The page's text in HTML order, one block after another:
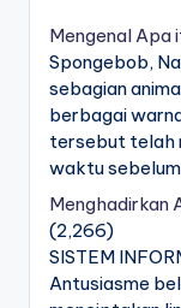
Mengenal Apa
Spongebob,
sebagian
berbagai
tersebut telah
waktu
Menghadirkan
(2,266)
SISTEM
Antusiasme